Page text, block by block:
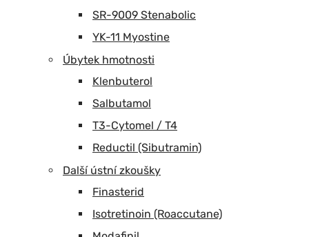
SR-9009 Stenabolic
YK-11 Myostine
Úbytek hmotnosti
Klenbuterol
Salbutamol
T3-Cytomel / T4
Reductil (Sibutramin)
Další ústní zkoušky
Finasterid
Isotretinoin (Roaccutane)